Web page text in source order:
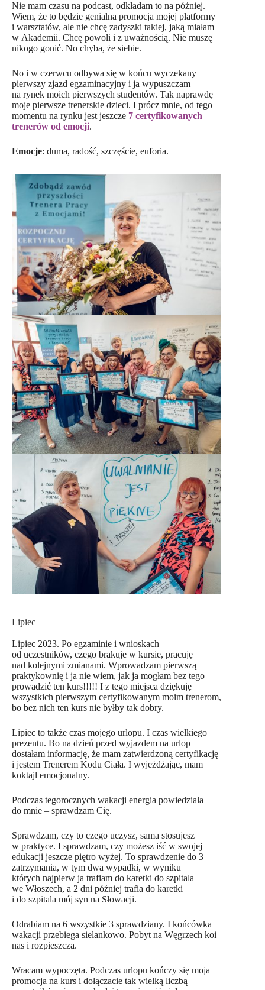
Nie mam czasu na podcast, odkładam to na później.
Wiem, że to będzie genialna promocja mojej platformy
i warsztatów, ale nie chcę zadyszki takiej, jaką miałam
w Akademii. Chcę powoli i z uważnością. Nie muszę
nikogo gonić. No chyba, że siebie.
No i w czerwcu odbywa się w końcu wyczekany
pierwszy zjazd egzaminacyjny i ja wypuszczam
na rynek moich pierwszych studentów. Tak naprawdę
moje pierwsze trenerskie dzieci. I prócz mnie, od tego
momentu na rynku jest jeszcze 7 certyfikowanych
trenerów od emocji.
Emocje: duma, radość, szczęście, euforia.
Lipiec
Lipiec 2023. Po egzaminie i wnioskach
od uczestników, czego brakuje w kursie, pracuję
nad kolejnymi zmianami. Wprowadzam pierwszą
praktykownię i ja nie wiem, jak ja mogłam bez tego
prowadzić ten kurs!!!!! I z tego miejsca dziękuję
wszystkich pierwszym certyfikowanym moim trenerom,
bo bez nich ten kurs nie byłby tak dobry.
Lipiec to także czas mojego urlopu. I czas wielkiego
prezentu. Bo na dzień przed wyjazdem na urlop
dostałam informację, że mam zatwierdzoną certyfikację
i jestem Trenerem Kodu Ciała. I wyjeżdżając, mam
koktajl emocjonalny.
Podczas tegorocznych wakacji energia powiedziała
do mnie – sprawdzam Cię.
Sprawdzam, czy to czego uczysz, sama stosujesz
w praktyce. I sprawdzam, czy możesz iść w swojej
edukacji jeszcze piętro wyżej. To sprawdzenie do 3
zatrzymania, w tym dwa wypadki, w wyniku
których najpierw ja trafiam do karetki do szpitala
we Włoszech, a 2 dni później trafia do karetki
i do szpitala mój syn na Słowacji.
Odrabiam na 6 wszystkie 3 sprawdziany. I końcówka
wakacji przebiega sielankowo. Pobyt na Węgrzech koi
nas i rozpieszcza.
Wracam wypoczęta. Podczas urlopu kończy się moja
promocja na kurs i dołączacie tak wielką liczbą